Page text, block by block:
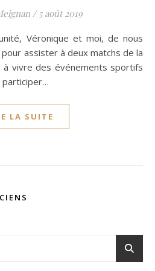
/ 5 août 2019
assister à deux matchs de la
à vivre des événements sportifs
participer…
LA SUITE